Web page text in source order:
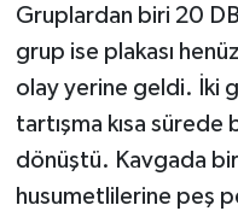
Gruplardan biri 20
grup ise plakası
olay yerine geldi. İki
tartışma kısa
dönüştü. Kavgada
husumetlilerine peş